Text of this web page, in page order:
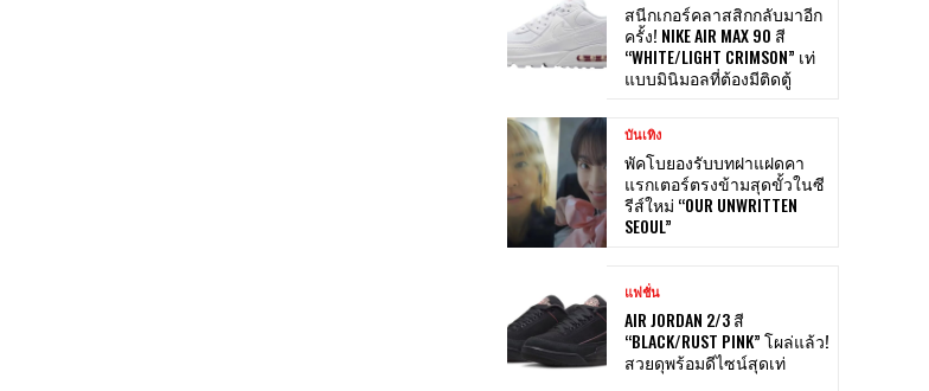
สนีกเกอร์คลาสสิกกลับมาอีก
ครั้ง! NIKE AIR MAX 90 สี
“WHITE/LIGHT CRIMSON” เท่
แบบมินิมอลที่ต้องมีติดตู้
บันเทิง
พัคโบยองรับบทฝาแฝดคา
แรกเตอร์ตรงข้ามสุดขั้วในซี
รีส์ใหม่ “OUR UNWRITTEN
SEOUL”
แฟชั่น
AIR JORDAN 2/3 สี
“BLACK/RUST PINK” โผล่แล้ว!
สวยดุพร้อมดีไซน์สุดเท่